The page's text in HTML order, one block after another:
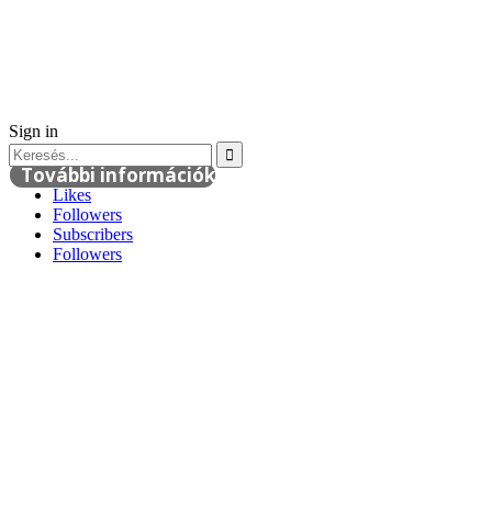
További információk
Sign in
Likes
Followers
Subscribers
Followers